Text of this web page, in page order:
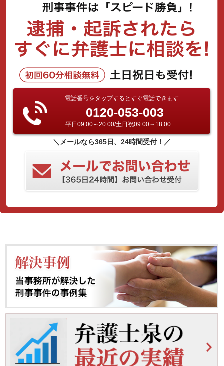
電話番号をタップするとすぐ電話できます
0120-053-003
平日09:00～20:00/土日祝09:00～18:00
＼メールなら365日、24時間受付！／